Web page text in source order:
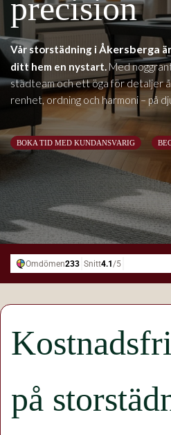
precision
Vår storstädning i Åkersberga
ditt hem en nystart.Med
städteam och ett öga för detaljer
renhet, ordning och harmoni – på
BOKA TID MED KUNDANSVARIG
på